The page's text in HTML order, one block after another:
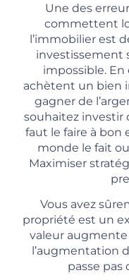
Une des
commettent
l’immobilier est
investissement
impossible.
achètent un bien
gagner de
souhaitez investir
faut le faire à bon
monde le fait
Maximiser
Vous avez
propriété est un
valeur augmente
l’augmentation
passe pas